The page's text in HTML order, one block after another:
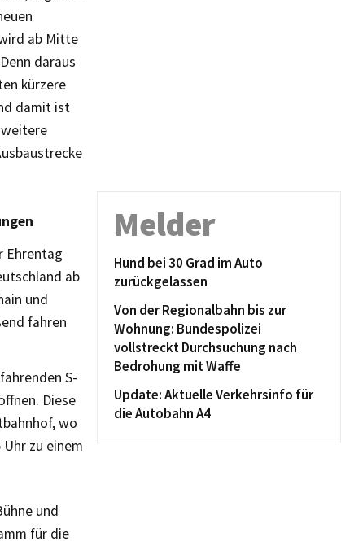
ab Mitte
daraus
kürzere
damit ist
Ehrentag
ab
und
fahren
S-
Diese
wo
zu einem
und
für die
Melder
Hund bei 30 Grad im Auto
zurückgelassen
Von der Regionalbahn bis zur
Wohnung: Bundespolizei
vollstreckt Durchsuchung nach
Bedrohung mit Waffe
Update: Aktuelle Verkehrsinfo für
die Autobahn A4